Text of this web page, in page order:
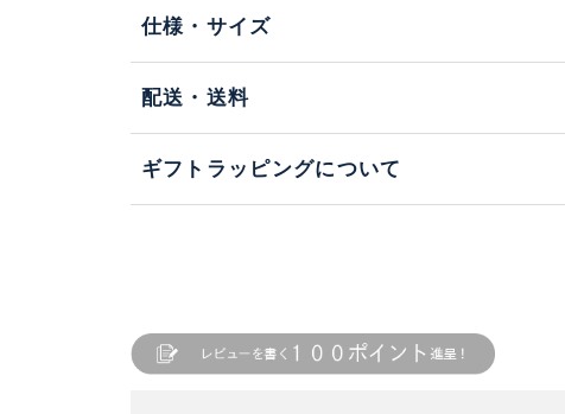
仕様・サイズ
配送・送料
ギフトラッピングについて